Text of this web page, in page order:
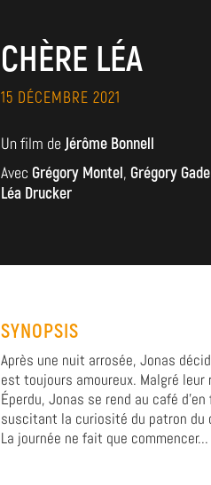
CHÈRE LÉA
15 DÉCEMBRE 2021
Un film de Jérôme Bonnell
Avec Grégory Montel, Grégory
Léa Drucker
SYNOPSIS
Après une nuit arrosée, Jonas
est toujours amoureux. Malgré
Éperdu, Jonas se rend au café
suscitant la curiosité du patron du
La journée ne fait que commencer...